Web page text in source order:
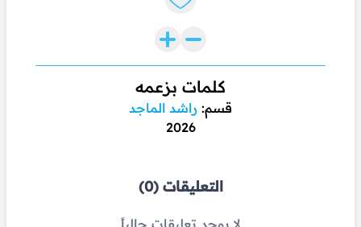
كلمات بزعمه
قسم: راشد الماجد
2026
التعليقات (0)